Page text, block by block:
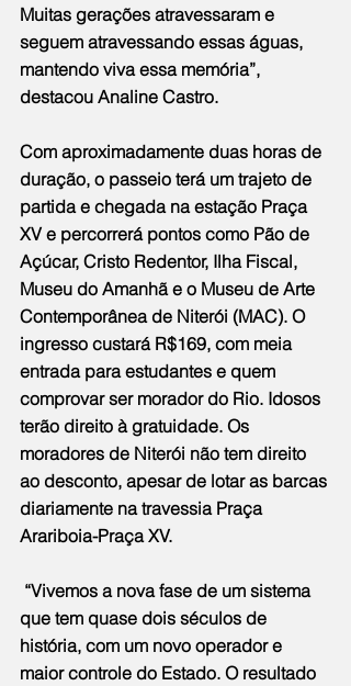
Muitas gerações atravessaram e
seguem atravessando essas águas,
mantendo viva essa memória”,
destacou Analine Castro.
Com aproximadamente duas horas de
duração, o passeio terá um trajeto de
partida e chegada na estação Praça
XV e percorrerá pontos como Pão de
Açúcar, Cristo Redentor, Ilha Fiscal,
Museu do Amanhã e o Museu de Arte
Contemporânea de Niterói (MAC). O
ingresso custará R$169, com meia
entrada para estudantes e quem
comprovar ser morador do Rio. Idosos
terão direito à gratuidade. Os
moradores de Niterói não tem direito
ao desconto, apesar de lotar as barcas
diariamente na travessia Praça
Arariboia-Praça XV.
“Vivemos a nova fase de um sistema
que tem quase dois séculos de
história, com um novo operador e
maior controle do Estado. O resultado